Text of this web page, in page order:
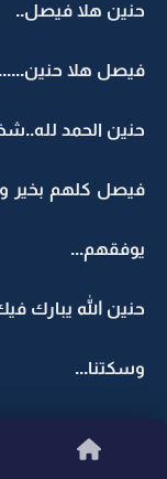
حنين هلا فيصل..
فيصل هلا
حنين الحمد
فيصل كلهم بخير
يوفقهم...
حنين الله يبارك
وسكتنا...